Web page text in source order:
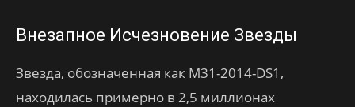
Внезапное Исчезновение Звезды
Звезда, обозначенная как M31-2014-DS1,
находилась примерно в 2,5 миллионах